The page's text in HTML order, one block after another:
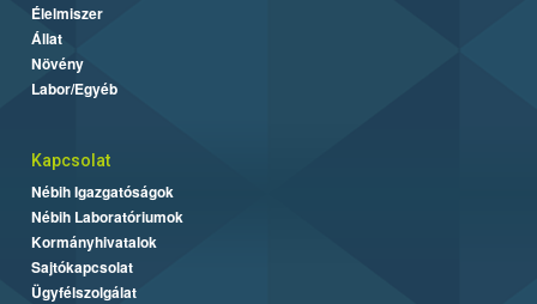
Élelmiszer
Állat
Növény
Labor/Egyéb
Kapcsolat
Nébih Igazgatóságok
Nébih Laboratóriumok
Kormányhivatalok
Sajtókapcsolat
Ügyfélszolgálat